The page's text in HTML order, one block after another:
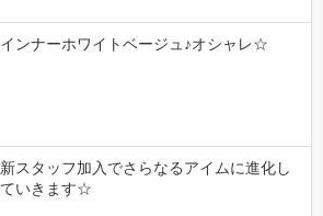
インナーホワイトベージュ♪オシャレ☆
新スタッフ加入でさらなるアイムに進化し
ていきます☆